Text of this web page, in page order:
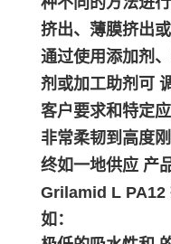
挤出、薄膜挤出或
通过使用添加剂
剂或加工助剂可
客户要求和特定
非常柔韧到高度
终如一地供应 产品
Grilamid L PA12
如：